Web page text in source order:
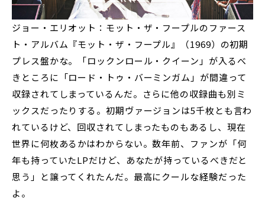
ジョー・エリオット：モット・ザ・フープルのファース
ト・アルバム『モット・ザ・フープル』（1969）の初期
プレス盤かな。「ロックンロール・クイーン」が入るべ
きところに「ロード・トゥ・バーミンガム」が間違って
収録されてしまっているんだ。さらに他の収録曲も別ミ
ックスだったりする。初期ヴァージョンは5千枚とも言わ
れているけど、回収されてしまったものもあるし、現在
世界に何枚あるかはわからない。数年前、ファンが「何
年も持っていたLPだけど、あなたが持っているべきだと
思う」と譲ってくれたんだ。最高にクールな経験だった
よ。